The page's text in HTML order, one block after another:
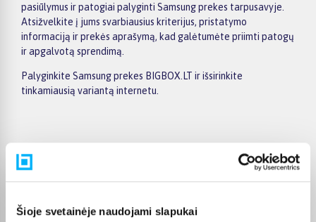
Šioje svetainėje naudojami slapukai
pasiūlymus ir patogiai palyginti Samsung prekes tarpusavyje.
Atsižvelkite į jums svarbiausius kriterijus, pristatymo
informaciją ir prekės aprašymą, kad galėtumėte priimti patogų
ir apgalvotą sprendimą.
Palyginkite Samsung prekes BIGBOX.LT ir išsirinkite
tinkamiausią variantą internetu.
Pirkėjų atsiliepimai apie prekes
Inga V.